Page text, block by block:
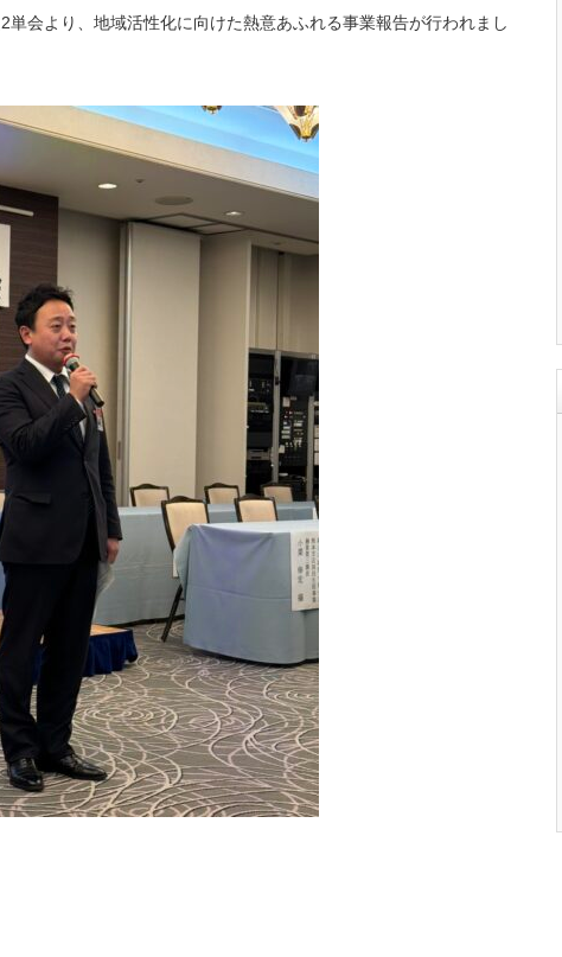
単会より、地域活性化に向けた熱意あふれる事業報告が行われまし